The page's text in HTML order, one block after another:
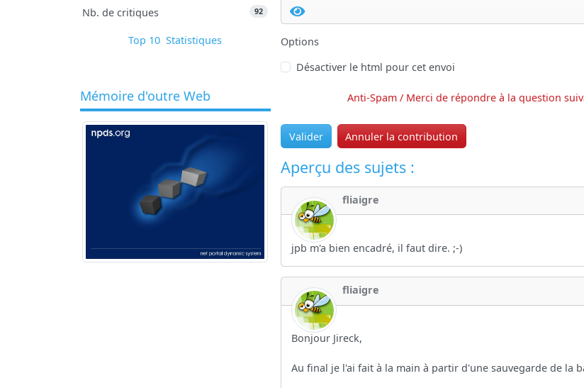
Nb. de critiques 92
Top 10 Statistiques
Mémoire d'outre Web
Options
Désactiver le html pour cet envoi
Anti-Spam / Merci de répondre à la question
Valider Annuler la contribution
Aperçu des sujets :
fliaigre
jpb m'a bien encadré, il faut dire. ;-)
fliaigre
Bonjour Jireck,
Au final je l'ai fait à la main à partir d'une sauvegarde de la